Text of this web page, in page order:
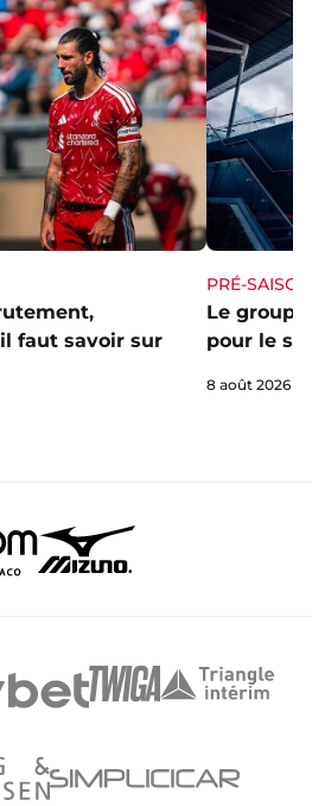
faut savoir sur
PRÉ-SAISON
Le groupe
pour le
8 août 2026